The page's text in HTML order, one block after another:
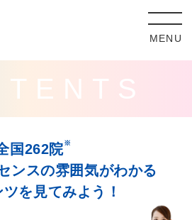
MENU
国262院※
ンスの雰囲気がわかる
を見てみよう！